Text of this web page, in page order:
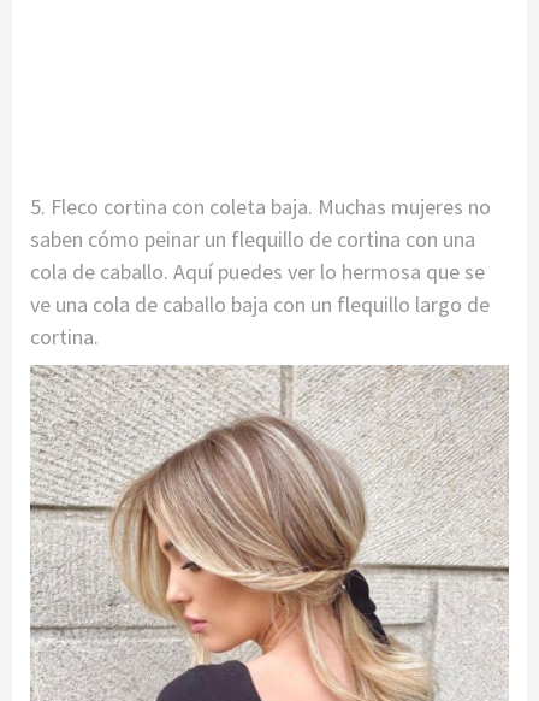
5. Fleco cortina con coleta baja. Muchas mujeres no
saben cómo peinar un flequillo de cortina con una
cola de caballo. Aquí puedes ver lo hermosa que se
ve una cola de caballo baja con un flequillo largo de
cortina.